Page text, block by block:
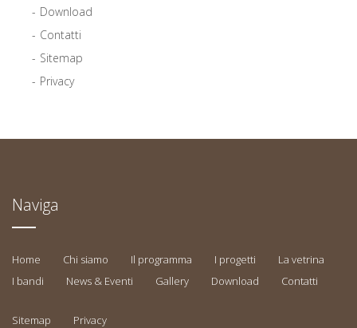
Download
Contatti
Sitemap
Privacy
Naviga
Home Chi siamo Il programma I progetti
La vetrina
I bandi
News & Eventi Gallery Download Contatti
Sitemap Privacy